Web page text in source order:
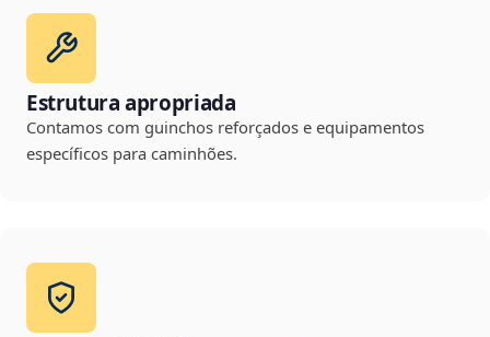
Estrutura apropriada
Contamos com guinchos reforçados e equipamentos
específicos para caminhões.